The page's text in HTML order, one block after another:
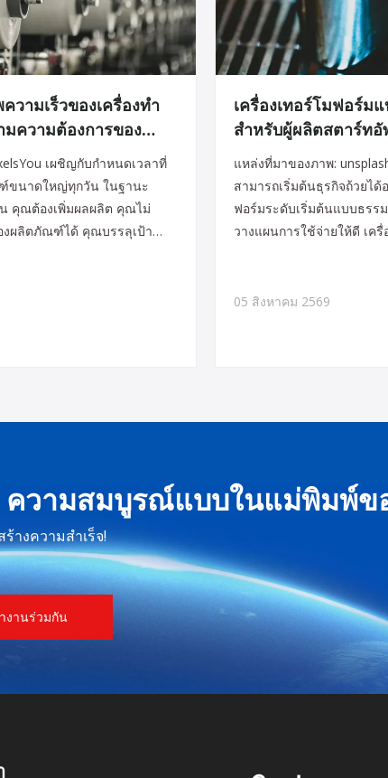
วามเร็วของเครื่องทำ
ความต้องการของ
เผชิญกับกำหนดเวลาที่
ขนาดใหญ่ทุกวัน ในฐานะ
คุณต้องเพิ่มผลผลิต คุณไม่
ผลิตภัณฑ์ได้ คุณบรรลุเป้า
ร์มยอดนิยม e
เครื่องเทอร์โมฟอร์ม
สำหรับผู้ผลิตสตาร์ทอั
แหล่งที่มาของภาพ:
สามารถเริ่มต้นธุรกิจถ้วยได้
ฟอร์มระดับเริ่มต้นแบบธรร
วางแผนการใช้จ่ายให้ดี เค
พลังงาน
05 สิงหาคม 2569
วามสมบูรณ์แบบในแม่พิมพ์ขอ
ร้างความสำเร็จ!
งานร่วมกัน